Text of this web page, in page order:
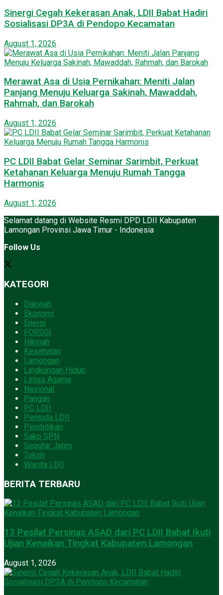
Sinergi Cegah Kekerasan Anak, LDII Babat Hadiri
Sosialisasi DP3A di Pendopo Kecamatan
August 1, 2026
Merawat Asa di Usia Pernikahan: Meniti Jalan
Panjang Menuju Keluarga Sakinah, Mawaddah,
Rahmah, dan Barokah
August 1, 2026
PC LDII Babat Gelar Seminar Sarimbit, Perkuat
Ketahanan Keluarga Menuju Rumah Tangga
Harmonis
August 1, 2026
Selamat datang di Website Resmi DPD LDII Kabupaten
Lamongan Provinsi Jawa Timur - Indonesia
Follow Us
KATEGORI
Dakwah
Ekonomi
Energi
FORSGI
Hikmah
Kesehatan
Lamongan
Lingkungan Hidup
Lintas Agama
Nasional
Pangan
PC LDII
Pemuda LDII
Pendidikan
Sako SPN
Seputar Jatim
Tokoh
Wanita LDII
BERITA TERBARU
13 Pesilat Persinas ASAD dari PC LDII Babat Ikuti
Ujian Kenaikan Tingkat Kabupaten Lamongan
August 1, 2026